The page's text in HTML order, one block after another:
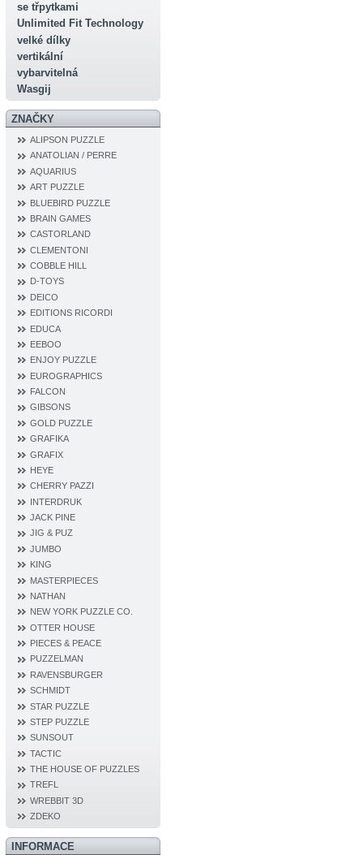
se třpytkami
Unlimited Fit Technology
velké dílky
vertikální
vybarvitelná
Wasgij
ZNAČKY
ALIPSON PUZZLE
ANATOLIAN / PERRE
AQUARIUS
ART PUZZLE
BLUEBIRD PUZZLE
BRAIN GAMES
CASTORLAND
CLEMENTONI
COBBLE HILL
D‐TOYS
DEICO
EDITIONS RICORDI
EDUCA
EEBOO
ENJOY PUZZLE
EUROGRAPHICS
FALCON
GIBSONS
GOLD PUZZLE
GRAFIKA
GRAFIX
HEYE
CHERRY PAZZI
INTERDRUK
JACK PINE
JIG & PUZ
JUMBO
KING
MASTERPIECES
NATHAN
NEW YORK PUZZLE CO.
OTTER HOUSE
PIECES & PEACE
PUZZELMAN
RAVENSBURGER
SCHMIDT
STAR PUZZLE
STEP PUZZLE
SUNSOUT
TACTIC
THE HOUSE OF PUZZLES
TREFL
WREBBIT 3D
ZDEKO
INFORMACE